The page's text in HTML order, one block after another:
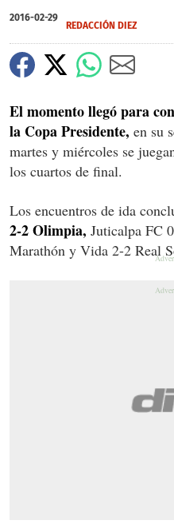
2016-02-29
REDACCIÓN DIEZ
El momento llegó para
la Copa Presidente, en su
martes y miércoles se
los cuartos de final.
Los encuentros de ida
2-2 Olimpia, Juticalpa FC
Marathón y Vida 2-2 Real